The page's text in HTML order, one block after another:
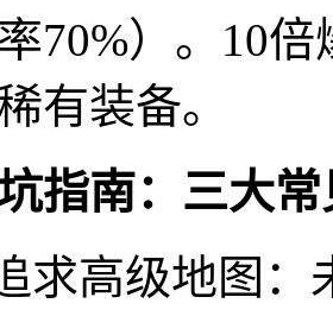
率70%）。10
有装备。
指南：三大
求高级地图